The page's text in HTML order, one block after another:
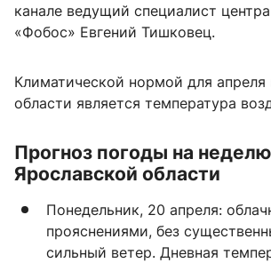
канале ведущий специалист
«Фобос» Евгений Тишковец.
Климатической нормой для апреля
области является температура
Прогноз погоды на
Ярославской области
Понедельник, 20 апреля:
прояснениями, без
сильный ветер. Дневная